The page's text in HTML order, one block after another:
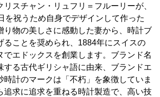
スチャン・リュフリ＝フルーリーが、
を祝うため自身でデザインして作った
り物の美しさに感動した妻から、時計ブ
ることを奨められ、1884年にスイスの
でエドックスを創業します。ブランド名
する古代ギリシャ語に由来、ブランドエ
時計のマークは「不朽」を象徴していま
追求に追求を重ねる時計製造で、高い技